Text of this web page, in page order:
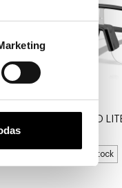
Oakley
OAKLEY SUTRO
En Stock